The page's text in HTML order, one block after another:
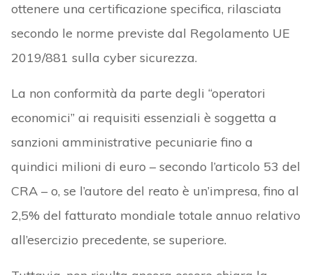
ottenere una certificazione specifica, rilasciata
secondo le norme previste dal Regolamento UE
2019/881 sulla cyber sicurezza.
La non conformità da parte degli “operatori
economici” ai requisiti essenziali è soggetta a
sanzioni amministrative pecuniarie fino a
quindici milioni di euro – secondo l’articolo 53 del
CRA – o, se l’autore del reato è un’impresa, fino al
2,5% del fatturato mondiale totale annuo relativo
all’esercizio precedente, se superiore.